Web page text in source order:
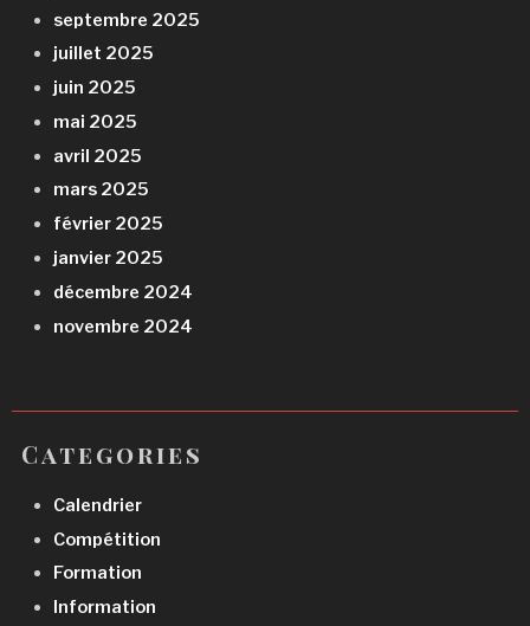
septembre 2025
juillet 2025
juin 2025
mai 2025
avril 2025
mars 2025
février 2025
janvier 2025
décembre 2024
novembre 2024
Categories
Calendrier
Compétition
Formation
Information